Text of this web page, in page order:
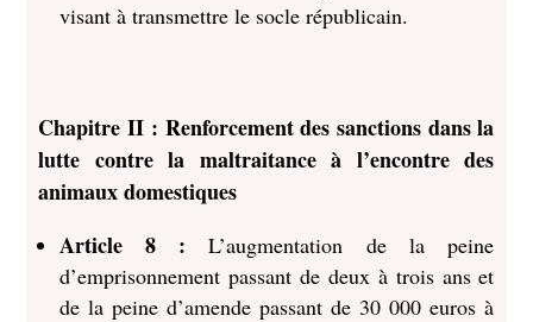
visant à transmettre le socle républicain.
Chapitre II : Renforcement des sanctions dans la
lutte contre la maltraitance à l’encontre des
animaux domestiques
Article 8 :L’augmentation de la peine
d’emprisonnement passant de deux à trois ans et
de la peine d’amende passant de 30 000 euros à